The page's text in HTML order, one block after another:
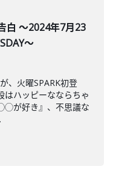
白 ～2024年7月23
～
、火曜SPARK初登
はハッピーなならちゃ
が好き』、不思議な